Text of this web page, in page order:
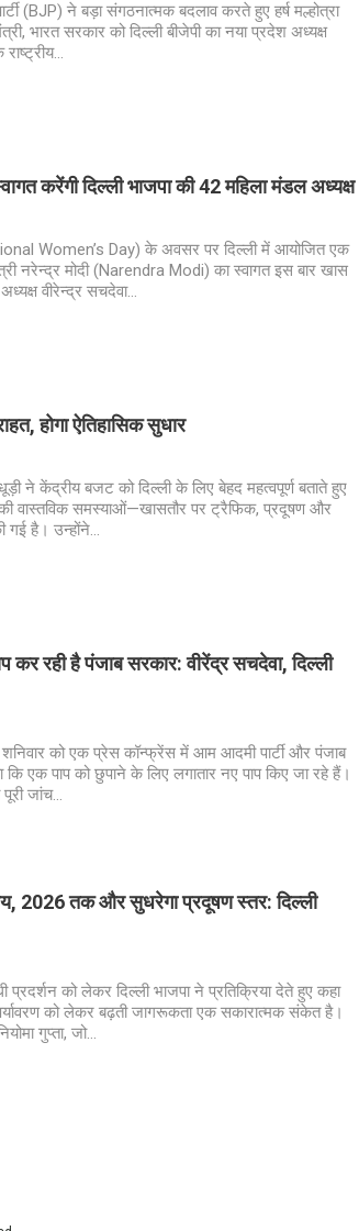
(BJP) ने बड़ा संगठनात्मक बदलाव करते हुए हर्ष मल्होत्रा
भारत सरकार को दिल्ली बीजेपी का नया प्रदेश अध्यक्ष
करेंगी दिल्ली भाजपा की 42 महिला मंडल अध्यक्ष
Women’s Day) के अवसर पर दिल्ली में आयोजित एक
नरेन्द्र मोदी (Narendra Modi) का स्वागत इस बार खास
वीरेन्द्र सचदेवा…
होगा ऐतिहासिक सुधार
ने केंद्रीय बजट को दिल्ली के लिए बेहद महत्वपूर्ण बताते हुए
वास्तविक समस्याओं—खासतौर पर ट्रैफिक, प्रदूषण और
गई है। उन्होंने…
कर रही है पंजाब सरकार: वीरेंद्र सचदेवा, दिल्ली
शनिवार को एक प्रेस कॉन्फ्रेंस में आम आदमी पार्टी और पंजाब
एक पाप को छुपाने के लिए लगातार नए पाप किए जा रहे हैं।
पूरी जांच…
2026 तक और सुधरेगा प्रदूषण स्तर: दिल्ली
को लेकर दिल्ली भाजपा ने प्रतिक्रिया देते हुए कहा
को लेकर बढ़ती जागरूकता एक सकारात्मक संकेत है।
गुप्ता, जो…